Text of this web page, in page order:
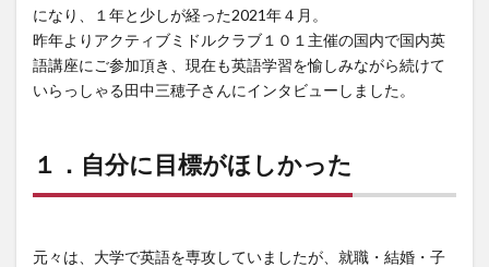
になり、１年と少しが経った2021年４月。
昨年よりアクティブミドルクラブ１０１主催の国内で国内英
語講座にご参加頂き、現在も英語学習を愉しみながら続けて
いらっしゃる田中三穂子さんにインタビューしました。
１．自分に目標がほしかった
元々は、大学で英語を専攻していましたが、就職・結婚・子